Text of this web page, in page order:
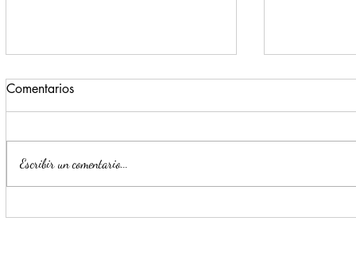
Convierten a Escobedo en
Planta
Comentarios
Escribir un comentario...